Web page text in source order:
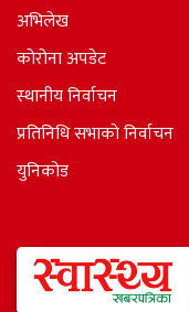
अभिलेख
कोरोना अपडेट
स्थानीय निर्वाचन
प्रतिनिधि सभाकाे निर्वाचन
युनिकोड